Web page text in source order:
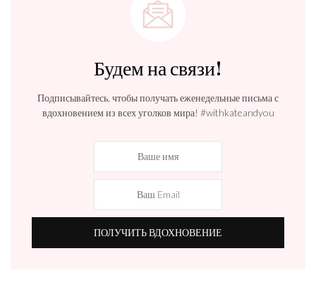
Будем на связи!
Подписывайтесь, чтобы получать еженедельные письма с
вдохновением из всех уголков мира! #withkateandyou